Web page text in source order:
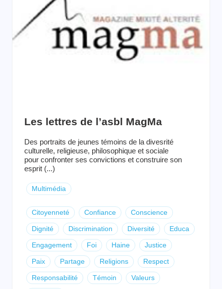
Les lettres de l’asbl MagMa
Des portraits de jeunes témoins de la divesrité
culturelle, religieuse, philosophique et sociale
pour confronter ses convictions et construire son
esprit (...)
Multimédia
Citoyenneté Confiance Conscience
Dignité Discrimination Diversité Educa
Engagement Foi Haine Justice
Paix Partage Religions Respect
Responsabilité Témoin Valeurs